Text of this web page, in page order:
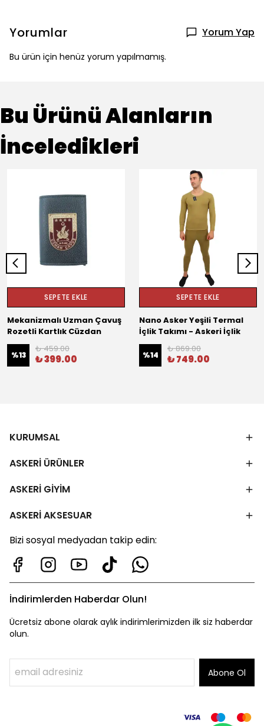
Yorumlar Yorum Yap
Bu ürün için henüz yorum yapılmamış.
Bu Ürünü Alanların
İnceledikleri
SEPETE EKLE
Mekanizmalı Uzman Çavuş
Rozetli Kartlık Cüzdan
%13
₺ 459.00
₺ 399.00
SEPETE EKLE
Nano Asker Yeşili Termal
İçlik Takımı - Askeri İçlik
%14
₺ 869.00
₺ 749.00
KURUMSAL
ASKERİ ÜRÜNLER
ASKERİ GİYİM
ASKERİ AKSESUAR
Bizi sosyal medyadan takip edin:
İndirimlerden Haberdar Olun!
Ücretsiz abone olarak aylık indirimlerimizden ilk siz haberdar
olun.
Abone Ol